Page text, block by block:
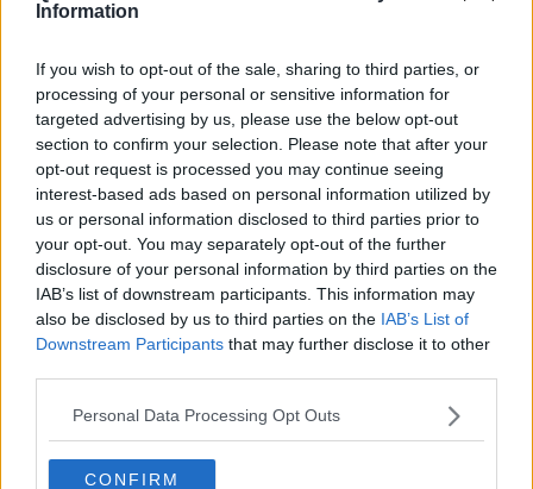
Information
If you wish to opt-out of the sale, sharing to third parties, or
processing of your personal or sensitive information for
targeted advertising by us, please use the below opt-out
section to confirm your selection. Please note that after your
opt-out request is processed you may continue seeing
interest-based ads based on personal information utilized by
us or personal information disclosed to third parties prior to
your opt-out. You may separately opt-out of the further
disclosure of your personal information by third parties on the
IAB’s list of downstream participants. This information may
also be disclosed by us to third parties on the IAB’s List of
Downstream Participants that may further disclose it to other
Personal Data Processing Opt Outs
CONFIRM
Se vuoi leggere le notizie principali della Toscana iscriviti alla
Newsletter QUInews - ToscanaMedia.
Arriva gratis tutti i giorni
alle 20:00 direttamente nella tua casella di posta.
Basta cliccareQUI
Fotogallery